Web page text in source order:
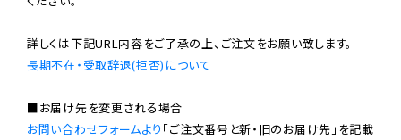
長期不在・受取辞退(拒否)について
お問い合わせフォームより 「ご注文番号と新・旧のお届け先」を記載